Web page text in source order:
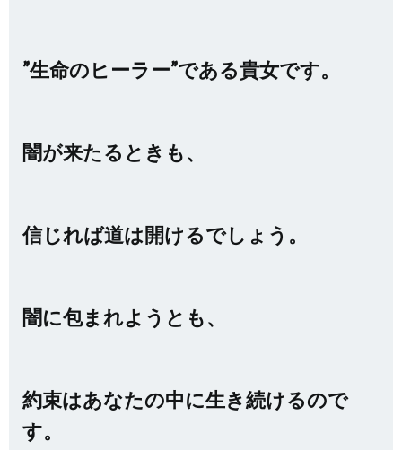
”生命のヒーラー”である貴女です。
闇が来たるときも、
信じれば道は開けるでしょう。
闇に包まれようとも、
約束はあなたの中に生き続けるので
す。